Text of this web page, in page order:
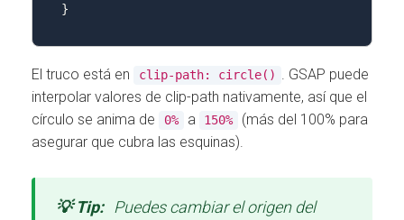
}
El truco está en clip-path: circle() . GSAP puede
interpolar valores de clip-path nativamente, así que el
círculo se anima de
0% a 150%
(más del 100% para
asegurar que cubra las esquinas).
💡 Tip: Puedes cambiar el origen del